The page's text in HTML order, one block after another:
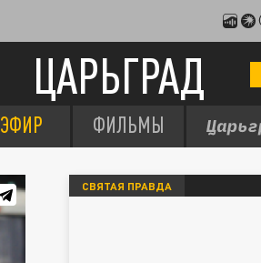
ЦАРЬГРАД
ЭФИР ФИЛЬМЫ
СВЯТАЯ ПРАВДА